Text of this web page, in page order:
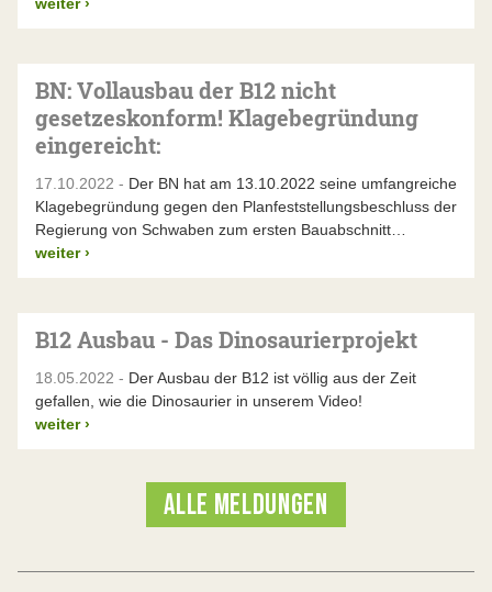
BN: Vollausbau der B12 nicht
gesetzeskonform! Klagebegründung
eingereicht:
17.10.2022 - Der BN hat am 13.10.2022 seine umfangreiche
Klagebegründung gegen den Planfeststellungsbeschluss der
Regierung von Schwaben zum ersten Bauabschnitt…
weiter ›
B12 Ausbau - Das Dinosaurierprojekt
18.05.2022 - Der Ausbau der B12 ist völlig aus der Zeit
gefallen, wie die Dinosaurier in unserem Video!
weiter ›
ALLE MELDUNGEN